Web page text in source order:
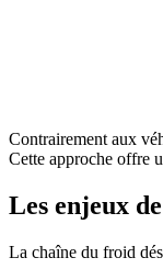
Contrairement aux
Cette approche offre
Les enjeux
La chaîne du froid